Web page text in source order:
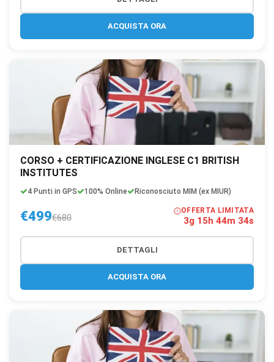
ACQUISTA ORA
CORSO + CERTIFICAZIONE INGLESE C1 BRITISH
INSTITUTES
4 Punti in GPS 100% Online Riconosciuto MIM (ex MIUR)
€499€680
OFFERTA LIMITATA
3g 15h 44m 33s
DETTAGLI
ACQUISTA ORA